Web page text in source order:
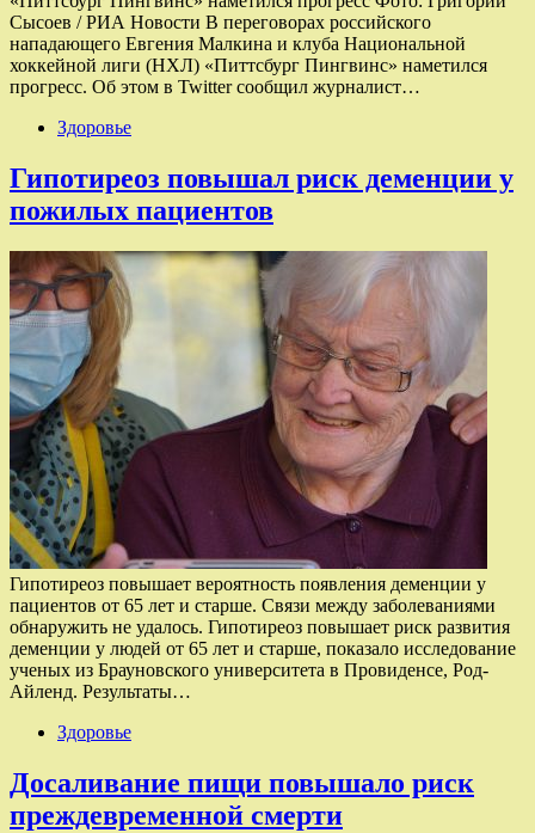
Сысоев / РИА Новости В переговорах российского
нападающего Евгения Малкина и клуба Национальной
хоккейной лиги (НХЛ) «Питтсбург Пингвинс» наметился
прогресс. Об этом в Twitter сообщил журналист…
Здоровье
Гипотиреоз повышал риск деменции у
пожилых пациентов
Гипотиреоз повышает вероятность появления деменции у
пациентов от 65 лет и старше. Связи между заболеваниями
обнаружить не удалось. Гипотиреоз повышает риск развития
деменции у людей от 65 лет и старше, показало исследование
ученых из Брауновского университета в Провиденсе, Род-
Айленд. Результаты…
Здоровье
Досаливание пищи повышало риск
преждевременной смерти